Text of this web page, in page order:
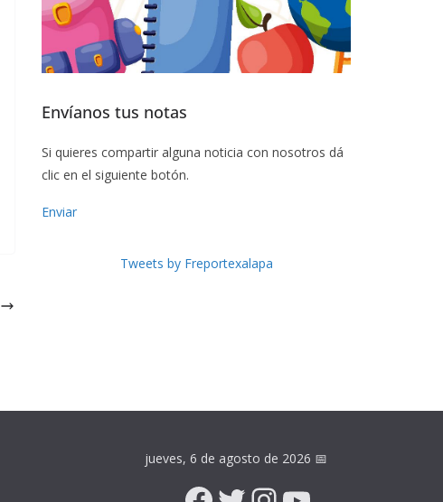
Envíanos tus notas
Si quieres compartir alguna noticia con nosotros dá
clic en el siguiente botón.
Enviar
Tweets by Freportexalapa
jueves, 6 de agosto de 2026 📅